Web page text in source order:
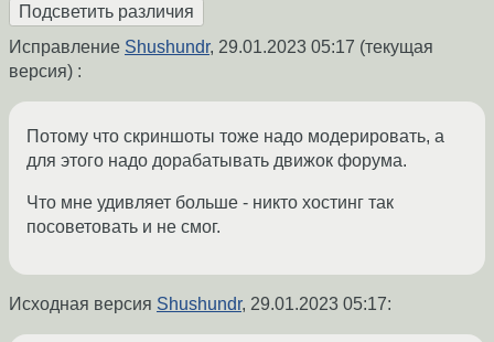
Исправление Shushundr, 29.01.2023 05:17 (текущая
версия) :
Потому что скриншоты тоже надо модерировать, а
для этого надо дорабатывать движок форума.
Что мне удивляет больше - никто хостинг так
посоветовать и не смог.
Исходная версия Shushundr, 29.01.2023 05:17: